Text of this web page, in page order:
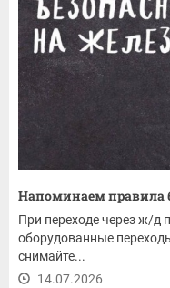
Напоминаем правила
При переходе через ж/д
оборудованные
снимайте...
14.07.2026